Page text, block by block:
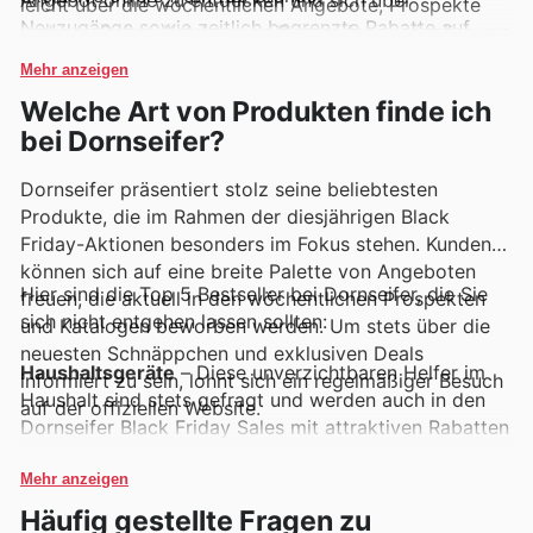
und den Online-Katalog von Dornseifer zugänglich, wo
regelmäßig exklusive Rabatte und Aktionen zu finden
Neuzugänge sowie zeitlich begrenzte Rabatte auf
Mehr anzeigen
Welche Art von Produkten finde ich
bei Dornseifer?
Dornseifer präsentiert stolz seine beliebtesten
Produkte, die im Rahmen der diesjährigen Black
Friday-Aktionen besonders im Fokus stehen. Kunden
können sich auf eine breite Palette von Angeboten
freuen, die aktuell in den wöchentlichen Prospekten
und Katalogen beworben werden. Um stets über die
neuesten Schnäppchen und exklusiven Deals
informiert zu sein, lohnt sich ein regelmäßiger Besuch
auf der offiziellen Website.
Hier sind die Top 5 Bestseller bei Dornseifer, die Sie
sich nicht entgehen lassen sollten:
Haushaltsgeräte– Diese unverzichtbaren Helfer im
Haushalt sind stets gefragt und werden auch in den
Dornseifer Black Friday Sales mit attraktiven Rabatten
und innovative Küchengeräte, die den Alltag
erleichtern und in den aktuellen Dornseifer Angeboten
Mehr anzeigen
Häufig gestellte Fragen zu